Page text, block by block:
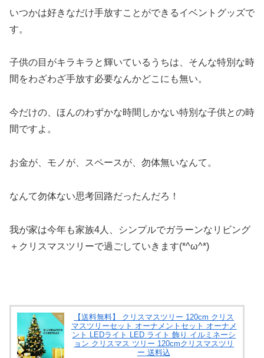
いつかは好きなだけ手放すことができるイベントグッズで
す。
子供の目がキラキラと輝いているうちは、そんな特別な時
間をわざわざ手放す必要なんかどこにも無い。
今だけの、ほんのわずかな時間しかない特別な子供との時
間ですよ。
お金が、モノが、スペースが、勿体無いなんて。
なんて勿体ない思考回路だったんだろ！
我が家は今年も家族4人、シンプルでガラーンなリビング
＋クリスマスツリーで過ごしていきます(*^ω^*)
【送料無料】 クリスマスツリー 120cm クリス
マスツリーセット オーナメントセット オーナメ
ント LEDライト LED ライト 飾り イルミネーシ
ョン クリスマス ツリー 120cmクリスマスツリ
ー 送料込